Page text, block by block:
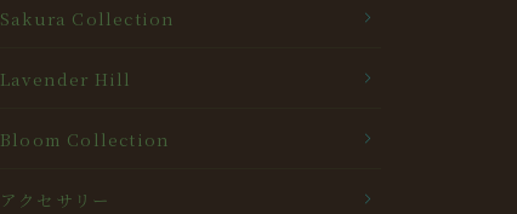
Sakura Collection
Lavender Hill
Bloom Collection
アクセサリー